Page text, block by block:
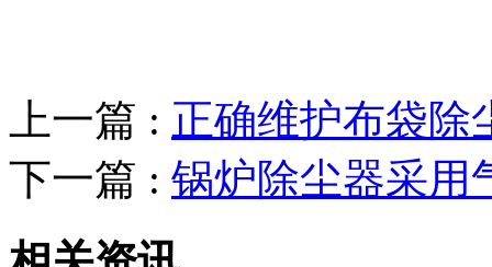
上一篇 : 正确维护布袋除
下一篇 : 锅炉除尘器采用